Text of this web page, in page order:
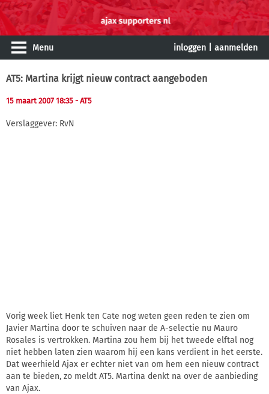
Menu inloggen aanmelden
AT5: Martina krijgt nieuw contract aangeboden
15 maart 2007 18:35 - AT5
Verslaggever: RvN
Vorig week liet Henk ten Cate nog weten geen reden te zien om
Javier Martina door te schuiven naar de A-selectie nu Mauro
Rosales is vertrokken. Martina zou hem bij het tweede elftal nog
niet hebben laten zien waarom hij een kans verdient in het eerste.
Dat weerhield Ajax er echter niet van om hem een nieuw contract
aan te bieden, zo meldt AT5. Martina denkt na over de aanbieding
van Ajax.